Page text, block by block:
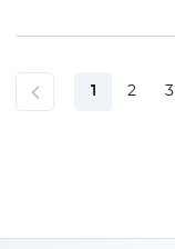
1 2 3